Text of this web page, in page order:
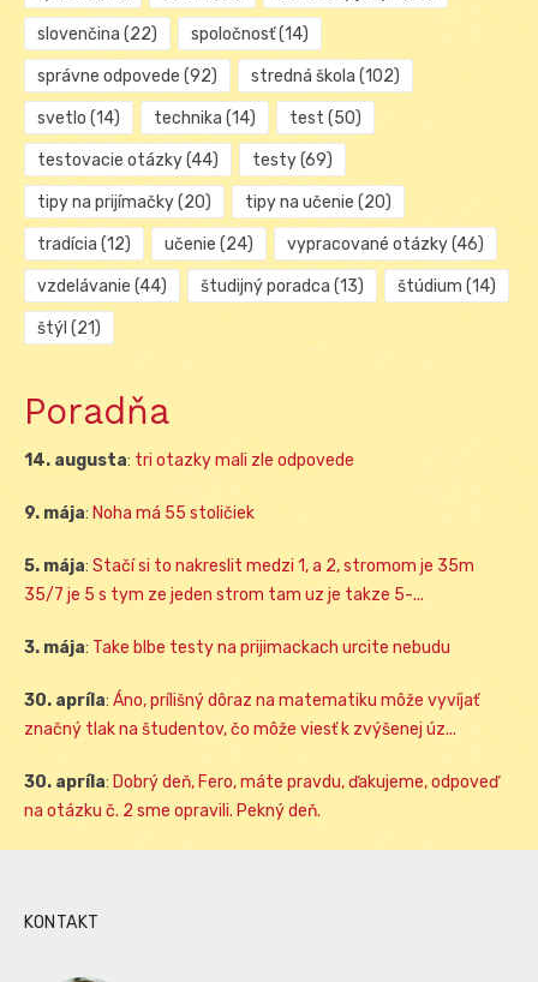
slovenčina (22) spoločnosť(14)
správne odpovede (92) stredná škola (102)
svetlo (14) technika (14) test (50)
testovacie otázky(44) testy(69)
tipy na prijímačky(20) tipy na učenie (20)
tradícia (12) učenie (24) vypracované otázky(46)
vzdelávanie (44) študijný poradca (13) štúdium (14)
štýl (21)
Poradňa
14. augusta: tri otazky mali zle odpovede
9. mája: Noha má 55 stoličiek
5. mája: Stačí si to nakreslit medzi 1, a 2, stromom je 35m
35/7 je 5 s tym ze jeden strom tam uz je takze 5-...
3. mája: Take blbe testy na prijimackach urcite nebudu
30. apríla: Áno, prílišný dôraz na matematiku môže vyvíjať
značný tlak na študentov, čo môže viesť k zvýšenej úz...
30. apríla: Dobrý deň, Fero, máte pravdu, ďakujeme, odpoveď
na otázku č. 2 sme opravili. Pekný deň.
KONTAKT